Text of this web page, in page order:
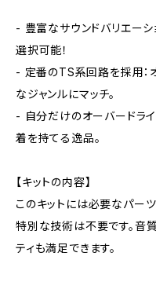
- 豊富なサウンドバリエーシ
選択可能！
- 定番のTS系回路を採用：
なジャンルにマッチ。
- 自分だけのオーバードラ
着を持てる逸品。
【キットの内容】
このキットには必要なパー
特別な技術は不要です。音
ティも満足できます。